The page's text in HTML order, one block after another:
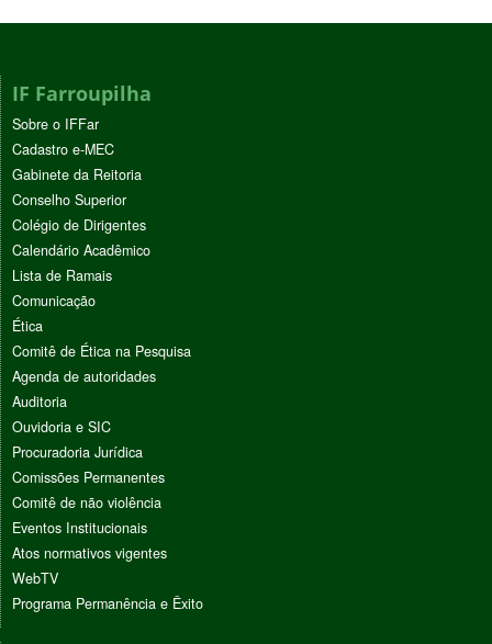
IF Farroupilha
Sobre o IFFar
Cadastro e-MEC
Gabinete da Reitoria
Conselho Superior
Colégio de Dirigentes
Calendário Acadêmico
Lista de Ramais
Comunicação
Ética
Comitê de Ética na Pesquisa
Agenda de autoridades
Auditoria
Ouvidoria e SIC
Procuradoria Jurídica
Comissões Permanentes
Comitê de não violência
Eventos Institucionais
Atos normativos vigentes
WebTV
Programa Permanência e Êxito